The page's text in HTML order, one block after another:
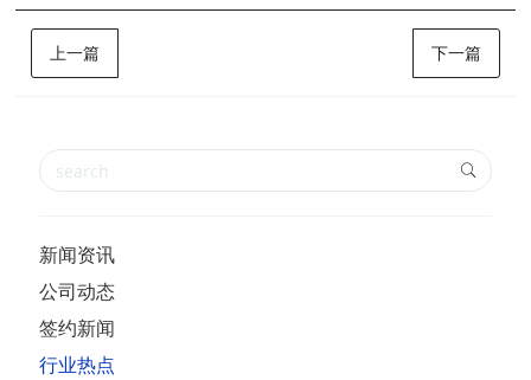
上一篇 下一篇
新闻资讯
公司动态
签约新闻
行业热点